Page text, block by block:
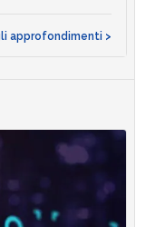
approfondimenti >